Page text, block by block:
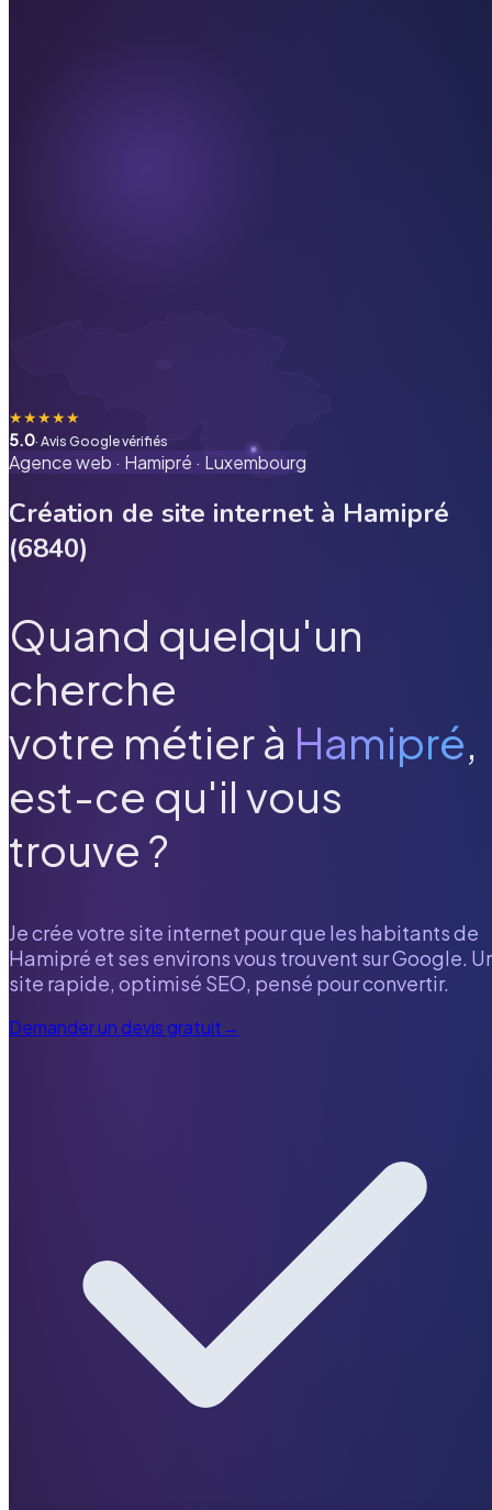
★★★★★
5.0· Avis Google vérifiés
Agence web · Hamipré · Luxembourg
Création de site internet à Hamipré
(6840)
Quand quelqu'un
cherche
votre métier à Hamipré,
est-ce qu'il vous
trouve ?
Je crée votre site internet pour que les habitants de
Hamipré et ses environs vous trouvent sur Google.
site rapide, optimisé SEO, pensé pour convertir.
Demander un devis gratuit→